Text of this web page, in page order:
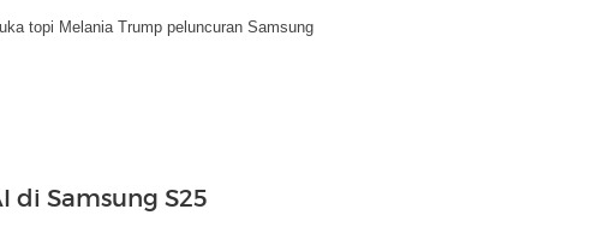
topi Melania Trump peluncuran Samsung
di Samsung S25